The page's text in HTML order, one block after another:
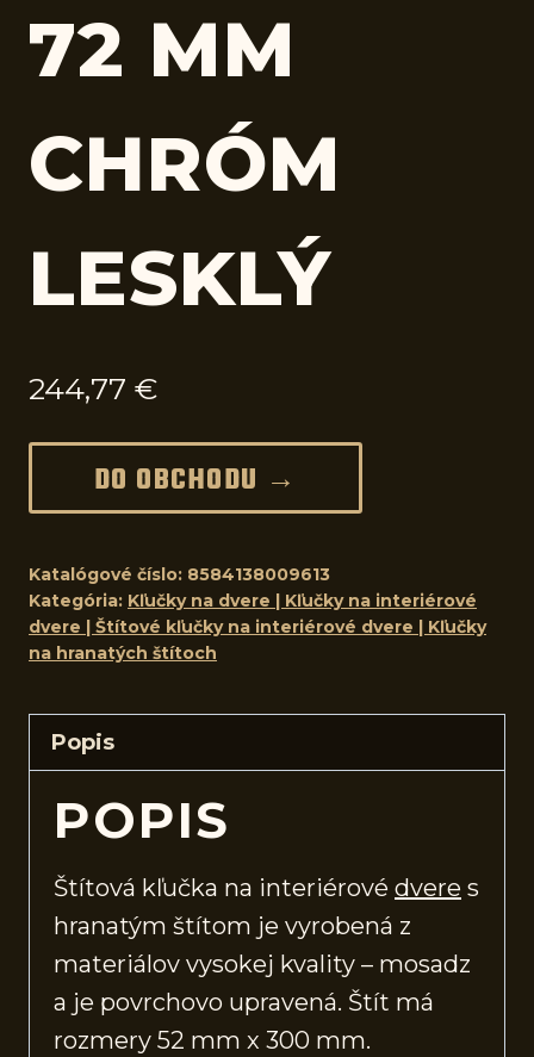
72 MM
CHRÓM
LESKLÝ
244,77 €
DO OBCHODU →
Katalógové číslo: 8584138009613
Kategória: Kľučky na dvere | Kľučky na interiérové
dvere | Štítové kľučky na interiérové dvere | Kľučky
na hranatých štítoch
Popis
POPIS
Štítová kľučka na interiérové dvere s
hranatým štítom je vyrobená z
materiálov vysokej kvality – mosadz
a je povrchovo upravená. Štít má
rozmery 52 mm x 300 mm.